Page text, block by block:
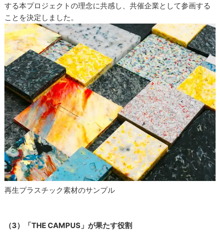
する本プロジェクトの理念に共感し、共催企業として参画する
ことを決定しました。
再生プラスチック素材のサンプル
（3）「THE CAMPUS」が果たす役割